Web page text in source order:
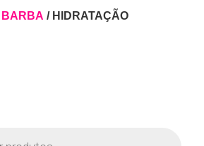
BARBA / HIDRATAÇÃO